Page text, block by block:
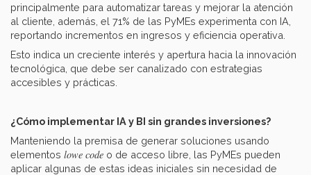
principalmente para automatizar tareas y mejorar la atención
al cliente, además, el 71% de las PyMEs experimenta con IA,
reportando incrementos en ingresos y eficiencia operativa.
Esto indica un creciente interés y apertura hacia la innovación
tecnológica, que debe ser canalizado con estrategias
accesibles y prácticas.
¿Cómo implementar IA y BI sin grandes inversiones?
Manteniendo la premisa de generar soluciones usando
elementos lowe code o de acceso libre, las PyMEs pueden
aplicar algunas de estas ideas iniciales sin necesidad de